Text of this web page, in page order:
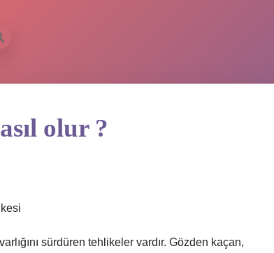
olur ?
sürdüren tehlikeler vardır. Gözden kaçan,